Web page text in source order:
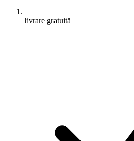
livrare gratuită